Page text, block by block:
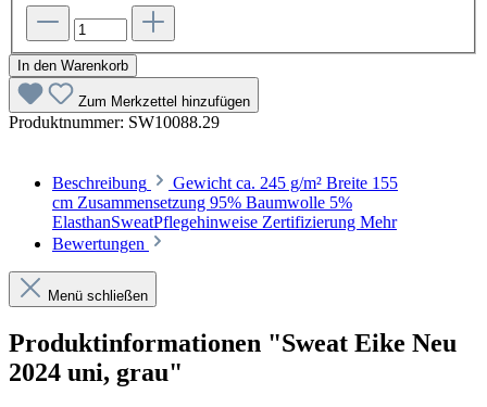
In den Warenkorb
Zum Merkzettel hinzufügen
Produktnummer: SW10088.29
Beschreibung
Gewicht ca. 245 g/m² Breite 155
cm Zusammensetzung 95% Baumwolle 5%
ElasthanSweatPflegehinweise Zertifizierung Mehr
Bewertungen
Menü schließen
Produktinformationen "Sweat Eike Neu
2024 uni, grau"